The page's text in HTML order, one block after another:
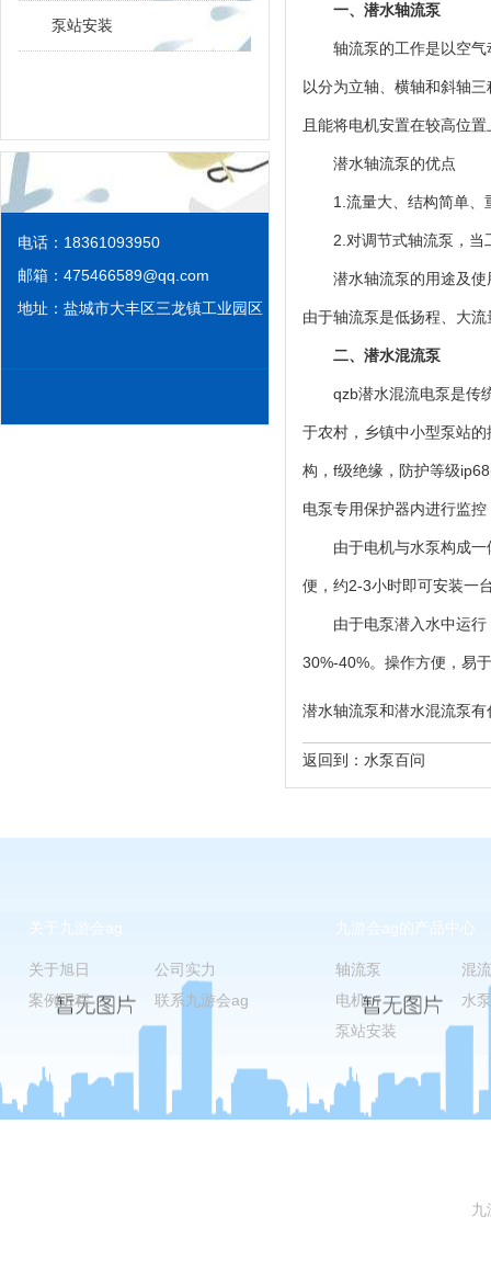
泵站安装
电话：18361093950
邮箱： 475466589@qq.com
地址：盐城市大丰区三龙镇工业园区
一、潜水轴流泵
轴流泵的工作是以空
以分为立轴、横轴和斜轴
且能将电机安置在较高位
潜水轴流泵的优点
1.流量大、结构简单
2.对调节式轴流泵，
潜水轴流泵的用途及
由于轴流泵是低扬程、大
二、潜水混流泵
qzb潜水混流电泵是传
于农村，乡镇中小型泵站
构，f级绝缘，防护等级
电泵专用保护器内进行监
由于电机与水泵构成
便，约2-3小时即可安装一
由于电泵潜入水中运
30%-40%。操作方便，易
潜水轴流泵和潜水混流泵
返回到： 水泵百问
关于九游会ag
关于旭日
公司实力
案例工程
联系九游会ag
九游会ag的产品中心
轴流泵
混
电机
水
泵站安装
九